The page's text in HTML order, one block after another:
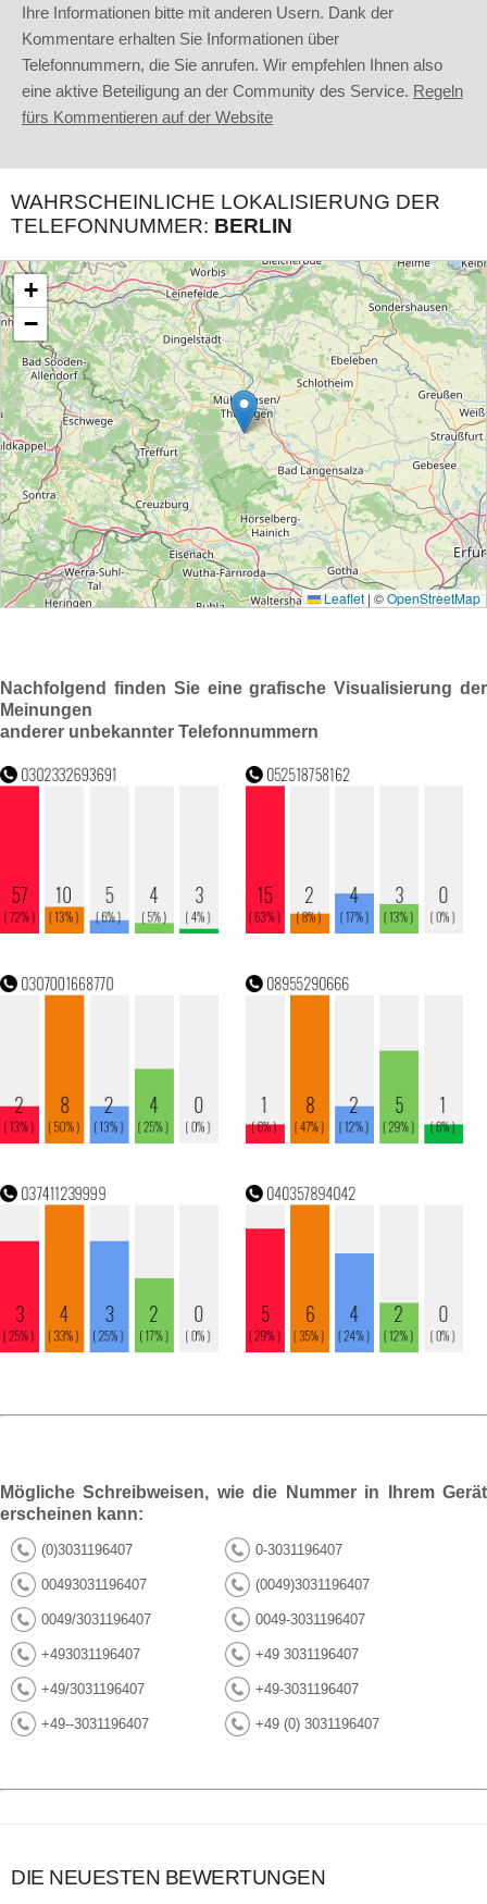
Ihre Informationen bitte mit anderen Usern. Dank der
Kommentare erhalten Sie Informationen über
Telefonnummern, die Sie anrufen. Wir empfehlen Ihnen also
eine aktive Beteiligung an der Community des Service. Regeln
fürs Kommentieren auf der Website
WAHRSCHEINLICHE LOKALISIERUNG DER
TELEFONNUMMER: BERLIN
Nachfolgend finden Sie eine grafische Visualisierung der
Meinungen
anderer unbekannter Telefonnummern
Mögliche Schreibweisen, wie die Nummer in Ihrem Gerät
erscheinen kann:
(0)3031196407 0-3031196407
00493031196407 (0049)3031196407
0049/3031196407 0049-3031196407
+493031196407 +49 3031196407
+49/3031196407 +49-3031196407
+49--3031196407 +49 (0) 3031196407
DIE NEUESTEN BEWERTUNGEN